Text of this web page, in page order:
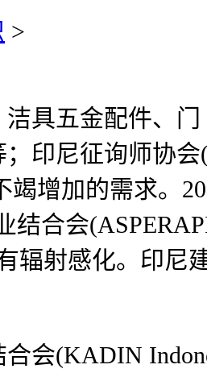
>
具五金配件、门
印尼征询师协
增加的需求。
结合会
辐射感化。印尼
(KADIN